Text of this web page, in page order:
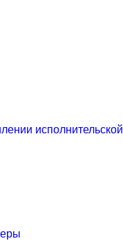
исполнительской